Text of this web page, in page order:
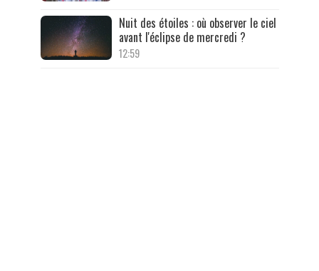
Nuit des étoiles : où observer le ciel
avant l'éclipse de mercredi ?
12:59